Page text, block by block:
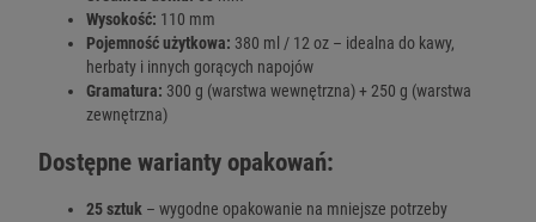
Wysokość: 110 mm
Pojemność użytkowa: 380 ml / 12 oz – idealna do kawy,
herbaty i innych gorących napojów
Gramatura: 300 g (warstwa wewnętrzna) + 250 g (warstwa
zewnętrzna)
Dostępne warianty opakowań:
25 sztuk – wygodne opakowanie na mniejsze potrzeby